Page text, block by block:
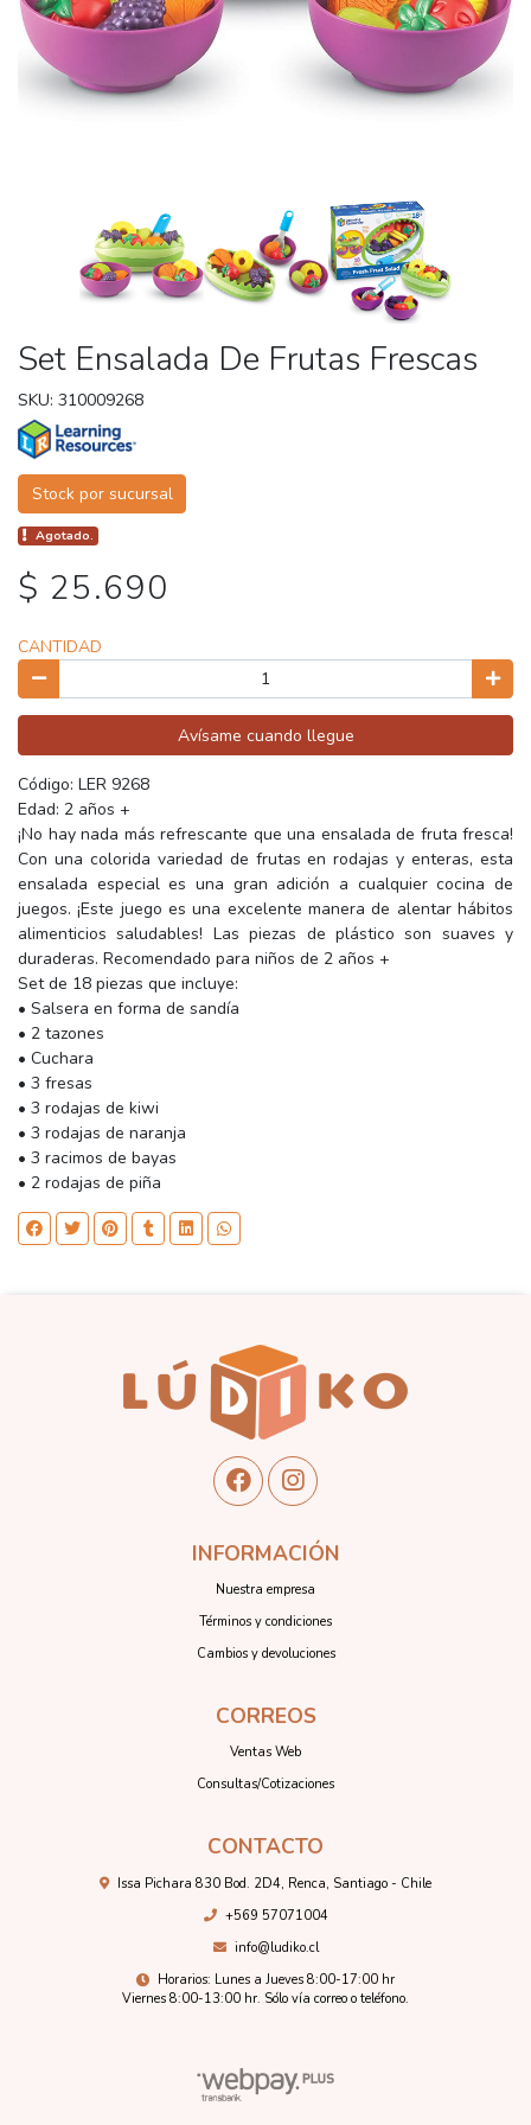
Set Ensalada De Frutas Frescas
SKU: 310009268
Stock por sucursal
Agotado.
$ 25.690
CANTIDAD
Avísame cuando llegue
Código: LER 9268
Edad: 2 años +
¡No hay nada más refrescante que una ensalada de fruta fresca!
Con una colorida variedad de frutas en rodajas y enteras, esta
ensalada especial es una gran adición a cualquier cocina de
juegos. ¡Este juego es una excelente manera de alentar hábitos
alimenticios saludables! Las piezas de plástico son suaves y
duraderas. Recomendado para niños de 2 años +
Set de 18 piezas que incluye:
• Salsera en forma de sandía
• 2 tazones
• Cuchara
• 3 fresas
• 3 rodajas de kiwi
• 3 rodajas de naranja
• 3 racimos de bayas
• 2 rodajas de piña
INFORMACIÓN
Nuestra empresa
Términos y condiciones
Cambios y devoluciones
CORREOS
Ventas Web
Consultas/Cotizaciones
CONTACTO
Issa Pichara 830 Bod. 2D4, Renca, Santiago - Chile
+569 57071004
info@ludiko.cl
Horarios: Lunes a Jueves 8:00-17:00 hr
Viernes 8:00-13:00 hr. Sólo vía correo o teléfono.